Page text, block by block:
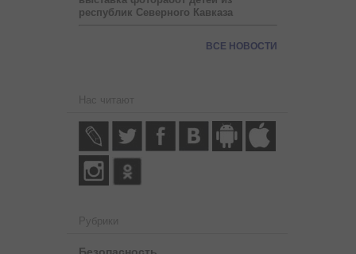
республик Северного Кавказа
ВСЕ НОВОСТИ
Нас читают
Рубрики